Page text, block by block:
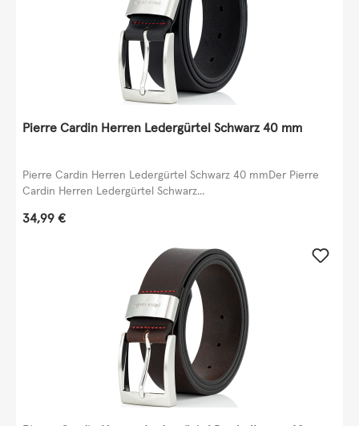
Pierre Cardin Herren Ledergürtel Schwarz 40 mm
Pierre Cardin Herren Ledergürtel Schwarz 40 mmDer Pierre
Cardin Herren Ledergürtel Schwarz...
Regulärer Preis:
34,99 €